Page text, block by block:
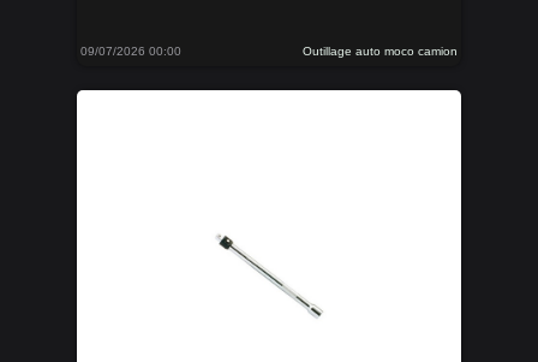
09/07/2026 00:00 Outillage auto moco camion